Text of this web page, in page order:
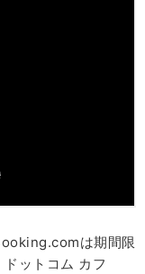
は期間限
ットコム カフ